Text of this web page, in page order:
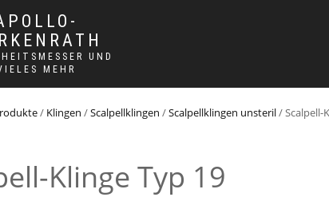
UND
MEHR
/ Klingen /Scalpellklingen /Scalpellklingen unsteril/ Scalpell-
Klinge Typ 19